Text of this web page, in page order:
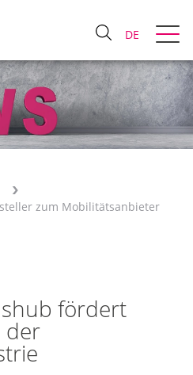
DE
zum Mobilitätsanbieter
fördert
der